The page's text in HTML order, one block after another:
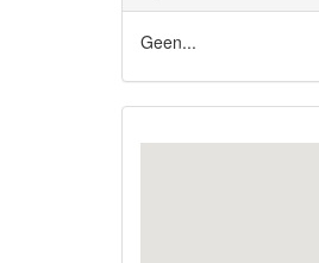
Geen...